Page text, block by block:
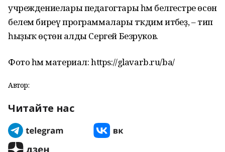
учреждениелары педагогтары һәм белгестәре өсөн
белем биреү программалары тәҡдим итәбеҙ, – тип
һыҙыҡ өҫтөнә алды Сергей Безруков.
Фото һәм материал: https://glavarb.ru/ba/
Автор:
Читайте нас